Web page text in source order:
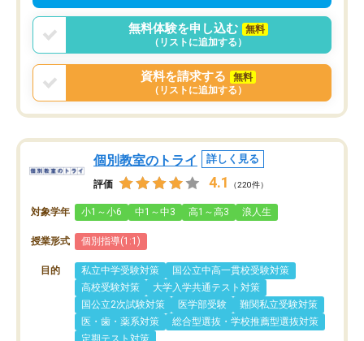
無料体験を申し込む
無料
（リストに追加する）
資料を請求する
無料
（リストに追加する）
個別教室のトライ 詳しく見る
評価 4.1 （220件）
対象学年 小1～小6 中1～中3 高1～高3 浪人生
授業形式 個別指導(1:1)
目的 私立中学受験対策
国公立中高一貫校受験対策
高校受験対策
大学入学共通テスト対策
国公立2次試験対策
医学部受験
難関私立受験対策
医・歯・薬系対策
総合型選抜・学校推薦型選抜対策
定期テスト対策